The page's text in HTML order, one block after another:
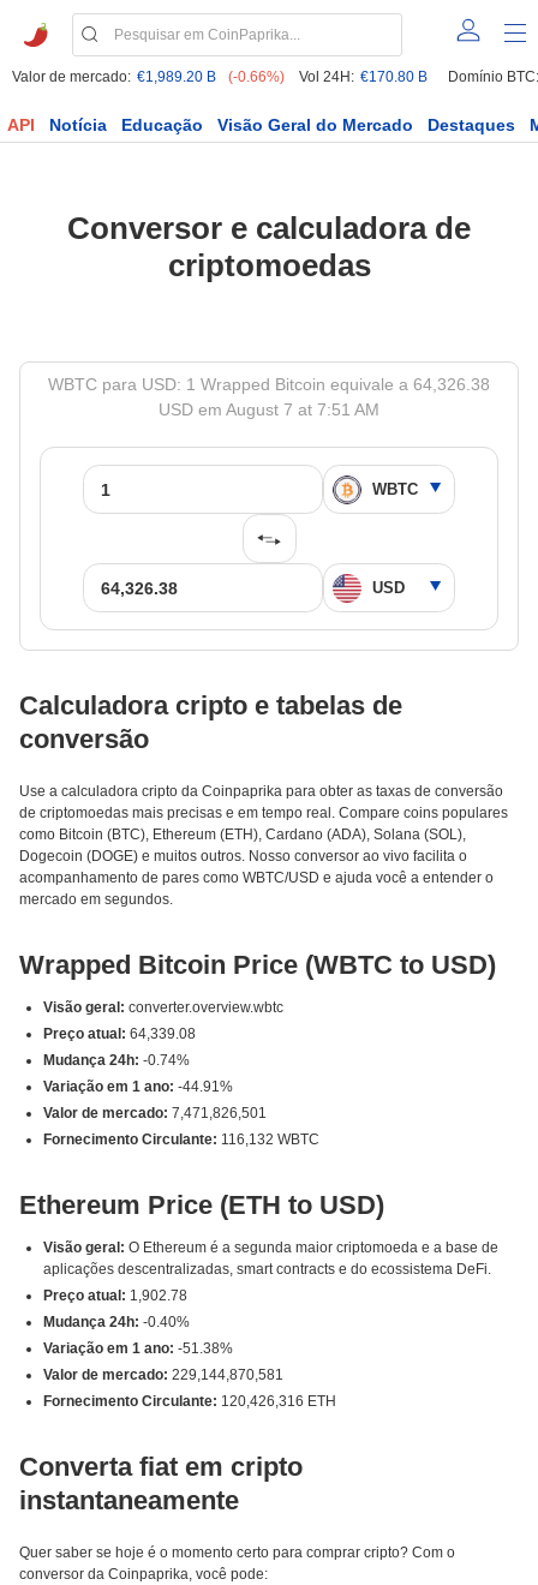
Valor de mercado: €1,989.20 B (-0.66%) Vol 24H: €170.80 B Domínio BTC:
API Notícia Educação Visão Geral do Mercado Destaques
Conversor e calculadora de
criptomoedas
WBTC para USD: 1 Wrapped Bitcoin equivale a 64,326.38
USD em August 7 at 7:51 AM
Calculadora cripto e tabelas de
conversão
Use a calculadora cripto da Coinpaprika para obter as taxas de conversão
de criptomoedas mais precisas e em tempo real. Compare coins populares
como Bitcoin (BTC), Ethereum (ETH), Cardano (ADA), Solana (SOL),
Dogecoin (DOGE) e muitos outros. Nosso conversor ao vivo facilita o
acompanhamento de pares como WBTC/USD e ajuda você a entender o
mercado em segundos.
Wrapped Bitcoin Price (WBTC to USD)
Visão geral: converter.overview.wbtc
Preço atual: 64,339.08
Mudança 24h: -0.74%
Variação em 1 ano: -44.91%
Valor de mercado: 7,471,826,501
Fornecimento Circulante: 116,132 WBTC
Ethereum Price (ETH to USD)
Visão geral: O Ethereum é a segunda maior criptomoeda e a base de
aplicações descentralizadas, smart contracts e do ecossistema DeFi.
Preço atual: 1,902.78
Mudança 24h: -0.40%
Variação em 1 ano: -51.38%
Valor de mercado: 229,144,870,581
Fornecimento Circulante: 120,426,316 ETH
Converta fiat em cripto
instantaneamente
Quer saber se hoje é o momento certo para comprar cripto? Com o
conversor da Coinpaprika, você pode: